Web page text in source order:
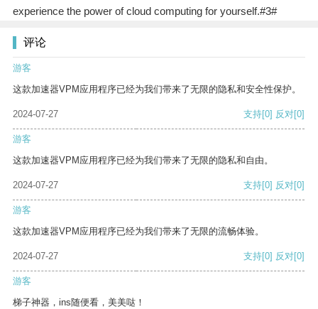
experience the power of cloud computing for yourself.#3#
评论
游客
这款加速器VPM应用程序已经为我们带来了无限的隐私和安全性保护。
2024-07-27 支持[0] 反对[0]
游客
这款加速器VPM应用程序已经为我们带来了无限的隐私和自由。
2024-07-27 支持[0] 反对[0]
游客
这款加速器VPM应用程序已经为我们带来了无限的流畅体验。
2024-07-27 支持[0] 反对[0]
游客
梯子神器，ins随便看，美美哒！